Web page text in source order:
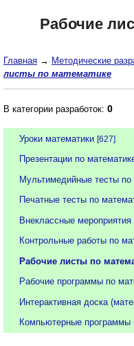
Рабочие
Главная → Методические
листы по математике
В категории разработок: 0
Уроки математики [627]
Презентации по
Мультимедийные тесты по
Печатные тесты по
Внеклассные
Контрольные работы по
Рабочие листы по
Рабочие программы по
Интерактивная доска
Компьютерные программы